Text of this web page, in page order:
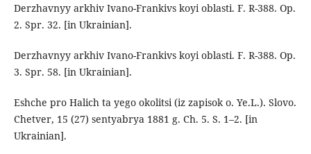
Derzhavnyy arkhiv Ivano-Frankivs koyi oblasti. F. R-388. Op.
2. Spr. 32. [in Ukrainian].
Derzhavnyy arkhiv Ivano-Frankivs koyi oblasti. F. R-388. Op.
3. Spr. 58. [in Ukrainian].
Eshche pro Halich ta yego okolitsi (iz zapisok o. Ye.L.). Slovo.
Chetver, 15 (27) sentyabrya 1881 g. Ch. 5. S. 1–2. [in
Ukrainian].